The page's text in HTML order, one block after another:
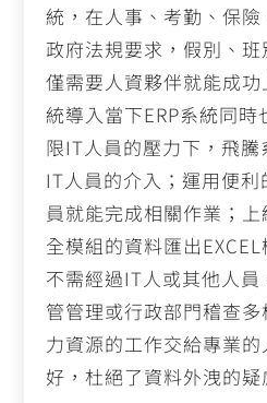
統，在人事、考勤、保
政府法規要求，假別、
僅需要人資夥伴就能成
統導入當下ERP系統同時
限IT人員的壓力下，飛
IT人員的介入；運用便
員就能完成相關作業；
全模組的資料匯出EXCEL
不需經過IT人或其他人
管管理或行政部門稽查
力資源的工作交給專業
好，杜絕了資料外洩的疑